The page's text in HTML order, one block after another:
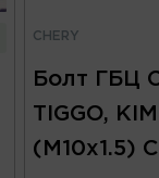
CHERY
Болт ГБЦ
TIGGO,
(M10х1.5)